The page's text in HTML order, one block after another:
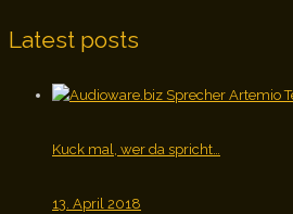
Latest posts
Kuck mal, wer da spricht…
13. April 2018